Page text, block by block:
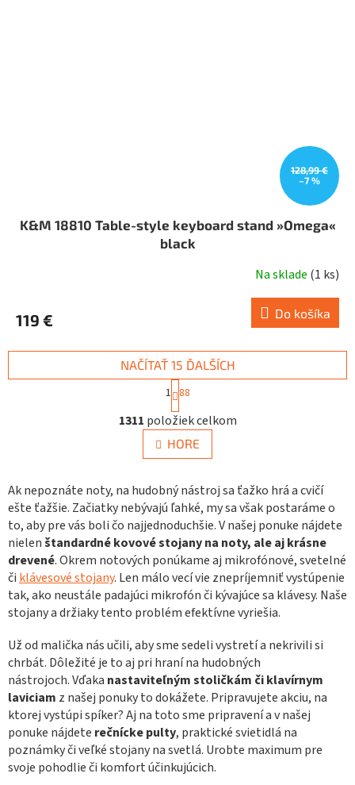
128,99 €
–7 %
K&M 18810 Table-style keyboard stand »Omega«
black
Na sklade (1 ks)
119 € Do košíka
O
v
l
á
a
c
i
e
p
r
v
k
y
v
p
i
s
u
NAČÍTAŤ 15 ĎALŠÍCH
S
t
r
á
n
k
a
n
i
e
1 88
1311 položiek celkom
HORE
Ak nepoznáte noty, na hudobný nástroj sa ťažko hrá a cvičí
ešte ťažšie. Začiatky nebývajú ľahké, my sa však postaráme o
to, aby pre vás boli čo najjednoduchšie. V našej ponuke nájdete
nielenštandardné kovové stojany na noty, ale aj krásne
drevené. Okrem notových ponúkame aj mikrofónové, svetelné
či klávesové stojany. Len málo vecí vie znepríjemniť vystúpenie
tak, ako neustále padajúci mikrofón či kývajúce sa klávesy. Naše
stojany a držiaky tento problém efektívne vyriešia.
Už od malička nás učili, aby sme sedeli vystretí a nekrivili si
chrbát. Dôležité je to aj pri hraní na hudobných
nástrojoch. Vďaka nastaviteľným stoličkám či klavírnym
laviciam z našej ponuky to dokážete. Pripravujete akciu, na
ktorej vystúpi spíker? Aj na toto sme pripravení a v našej
ponuke nájdete rečnícke pulty, praktické svietidlá na
poznámky či veľké stojany na svetlá. Urobte maximum pre
svoje pohodlie či komfort účinkujúcich.